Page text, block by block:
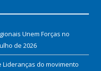
Unem Forças no
de 2026
Lideranças do movimento